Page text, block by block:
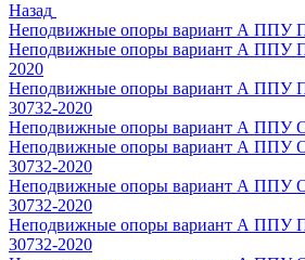
Назад
Неподвижные опоры вариант А ППУ
Неподвижные опоры вариант А ППУ
2020
Неподвижные опоры вариант А
30732-2020
Неподвижные опоры вариант А ППУ
Неподвижные опоры вариант А
30732-2020
Неподвижные опоры вариант А
30732-2020
Неподвижные опоры вариант А ППУ
30732-2020